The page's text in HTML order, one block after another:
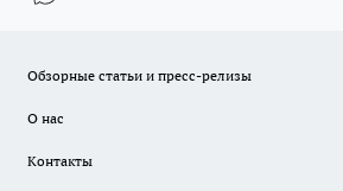
Обзорные статьи и пресс-релизы
О нас
Контакты